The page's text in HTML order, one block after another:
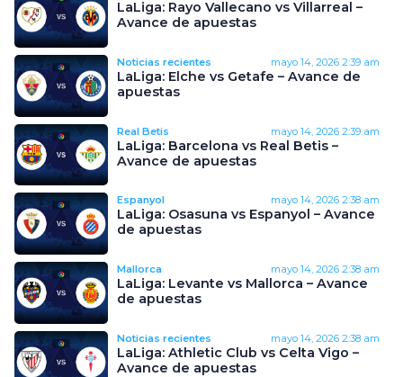
LaLiga: Rayo Vallecano vs Villarreal –
Avance de apuestas
Noticias recientes mayo 14, 2026 2:39 am
LaLiga: Elche vs Getafe – Avance de
apuestas
Real Betis mayo 14, 2026 2:39 am
LaLiga: Barcelona vs Real Betis –
Avance de apuestas
Espanyol mayo 14, 2026 2:38 am
LaLiga: Osasuna vs Espanyol – Avance
de apuestas
Mallorca mayo 14, 2026 2:38 am
LaLiga: Levante vs Mallorca – Avance
de apuestas
Noticias recientes mayo 14, 2026 2:38 am
LaLiga: Athletic Club vs Celta Vigo –
Avance de apuestas